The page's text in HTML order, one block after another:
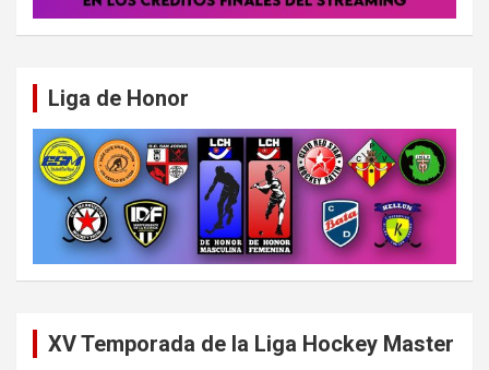
Liga de Honor
XV Temporada de la Liga Hockey Master